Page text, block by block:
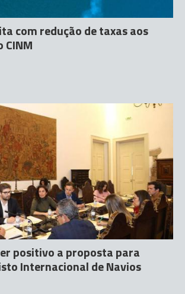
com redução de taxas aos
positivo a proposta para
Internacional de Navios